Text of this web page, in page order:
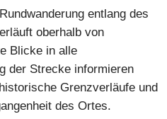
entlang des
oberhalb von
Blicke in alle
der Strecke informieren
Grenzverläufe und
des Ortes.